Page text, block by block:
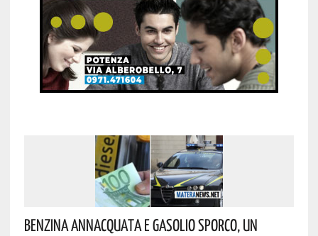
Benzina Annacquata E Gasolio Sporco, Un